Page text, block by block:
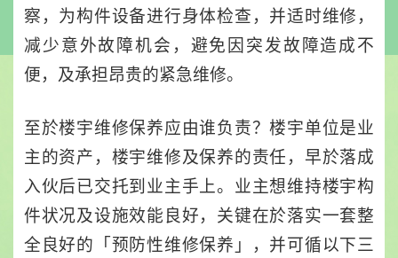
察，为构件设备进行身体检查，并适时维修，
减少意外故障机会，避免因突发故障造成不
便，及承担昂贵的紧急维修。
至於楼宇维修保养应由谁负责？楼宇单位是业
主的资产，楼宇维修及保养的责任，早於落成
入伙后已交托到业主手上。业主想维持楼宇构
件状况及设施效能良好，关键在於落实一套整
全良好的「预防性维修保养」，并可循以下三